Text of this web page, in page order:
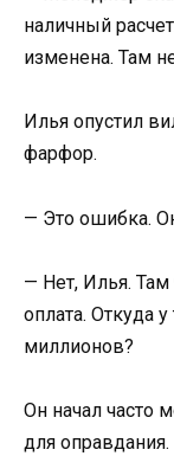
наличный
изменена. Там
Илья опустил
фарфор.
— Это ошибка.
— Нет, Илья.
оплата. Откуда
миллионов?
Он начал часто
для оправдания.